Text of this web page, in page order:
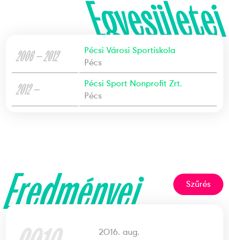
Egyesületei
2006 — 2012
Pécsi Városi Sportiskola
Pécs
2012 —
Pécsi Sport Nonprofit Zrt.
Pécs
Eredményei Szűrés
2016. aug.